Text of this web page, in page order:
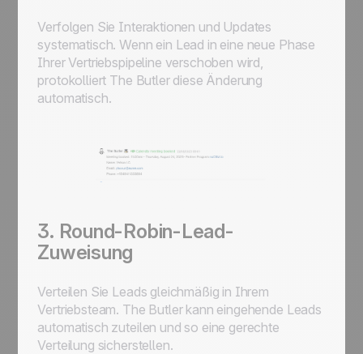
Verfolgen Sie Interaktionen und Updates
systematisch. Wenn ein Lead in eine neue Phase
Ihrer Vertriebspipeline verschoben wird,
protokolliert The Butlerdiese Änderung
automatisch.
3. Round-Robin-Lead-
Zuweisung
Verteilen Sie Leads gleichmäßig in Ihrem
Vertriebsteam. The Butlerkann eingehende Leads
automatisch zuteilen und so eine gerechte
Verteilung sicherstellen.